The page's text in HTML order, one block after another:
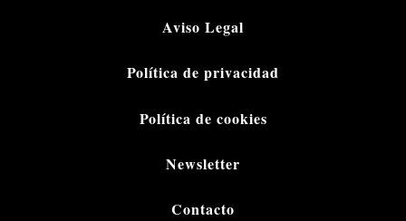
Aviso Legal
Política de privacidad
Política de cookies
Newsletter
Contacto